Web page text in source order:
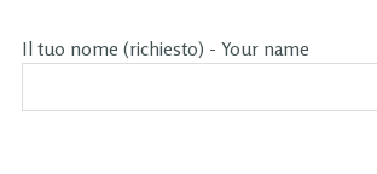
Il tuo nome (richiesto) - Your name